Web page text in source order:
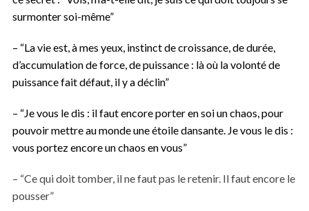
surmonter soi-même”
– “La vie est, à mes yeux, instinct de croissance, de durée,
d’accumulation de force, de puissance : là où la volonté de
puissance fait défaut, il y a déclin”
– “Je vous le dis : il faut encore porter en soi un chaos, pour
pouvoir mettre au monde une étoile dansante. Je vous le dis :
vous portez encore un chaos en vous”
– “Ce qui doit tomber, il ne faut pas le retenir. Il faut encore le
pousser”